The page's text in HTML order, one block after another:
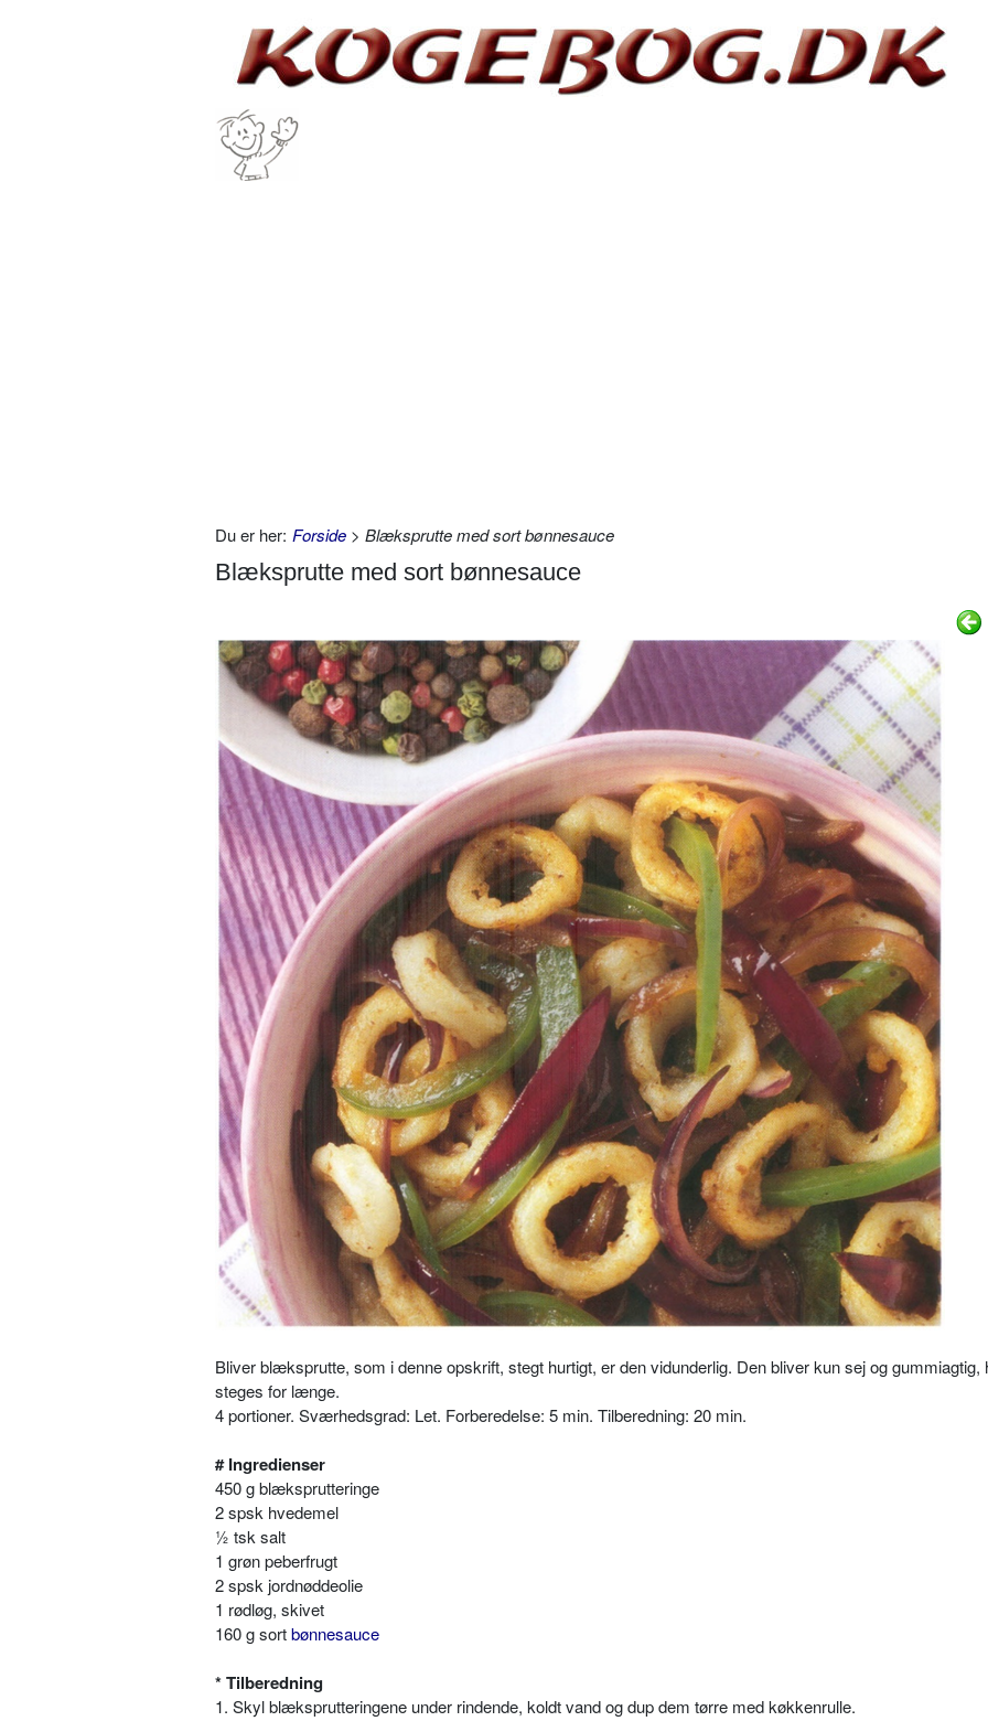
Du er her: Forside > Blæksprutte med sort bønnesauce
Blæksprutte med sort bønnesauce
Bliver blæksprutte, som i denne opskrift, stegt hurtigt, er den vidunderlig. Den bliver kun sej og gummiagtig,
steges for længe.
4 portioner. Sværhedsgrad: Let. Forberedelse: 5 min. Tilberedning: 20 min.
# Ingredienser
450 g blæksprutteringe
2 spsk hvedemel
½ tsk salt
1 grøn peberfrugt
2 spsk jordnøddeolie
1 rødløg, skivet
160 g sortbønnesauce
* Tilberedning
1. Skyl blæksprutteringene under rindende, koldt vand og dup dem tørre med køkkenrulle.